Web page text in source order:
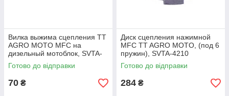
Вилка выжима сцепления TT
AGRO MOTO MFC на
дизельный мотоблок, SVTA-
3859
Готово до відправки
70 ₴
Диск сцепления нажимной
MFC TT AGRO MOTO, (под 6
пружин), SVTA-4210
Готово до відправки
284 ₴